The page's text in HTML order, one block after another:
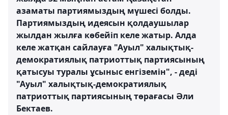
азаматы партиямыздың мүшесі болды.
Партиямыздың идеясын қолдаушылар
жылдан жылға көбейіп келе жатыр. Алда
келе жатқан сайлауға "Ауыл" халықтық-
демократиялық патриоттық партиясының
қатысуы туралы ұсыныс енгіземін", - деді
"Ауыл" халықтық-демократиялық
патриоттық партиясының төрағасы Әли
Бектаев.